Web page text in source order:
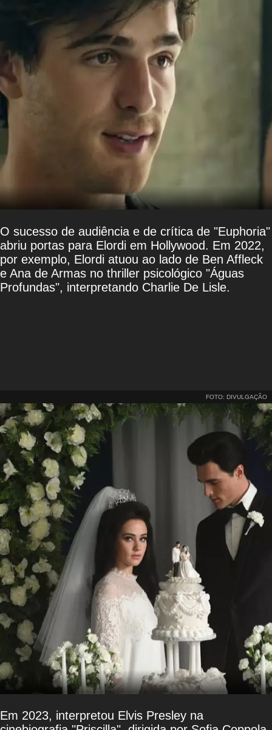
O sucesso de audiência e de crítica de "Euphoria"
abriu portas para Elordi em Hollywood. Em 2022,
por exemplo, Elordi atuou ao lado de Ben Affleck
e Ana de Armas no thriller psicológico "Águas
Profundas", interpretando Charlie De Lisle.
FOTO: DIVULGAÇÃO
Em 2023, interpretou Elvis Presley na